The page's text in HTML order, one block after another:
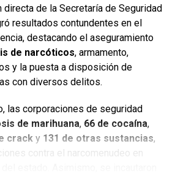
se encuentran detenciones
Juárez, Lázaro Cárdenas y Tulum
y estatales aseguraron
y cumplimentaron órdenes de
presuntamente vinculadas
directa de la Secretaría de Seguridad
resultados contundentes en el
destacando el aseguramiento
de narcóticos, armamento,
y la puesta a disposición de
con diversos delitos.
las corporaciones de seguridad
de marihuana, 66 de cocaína,
crack y 131 de otras sustancias,
contra el narcomenudeo en